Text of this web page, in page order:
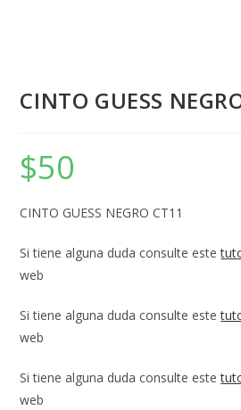
CINTO GUESS
$50
CINTO GUESS NEGRO CT11
Si tiene alguna duda consulte este
web
Si tiene alguna duda consulte este
web
Si tiene alguna duda consulte este
web